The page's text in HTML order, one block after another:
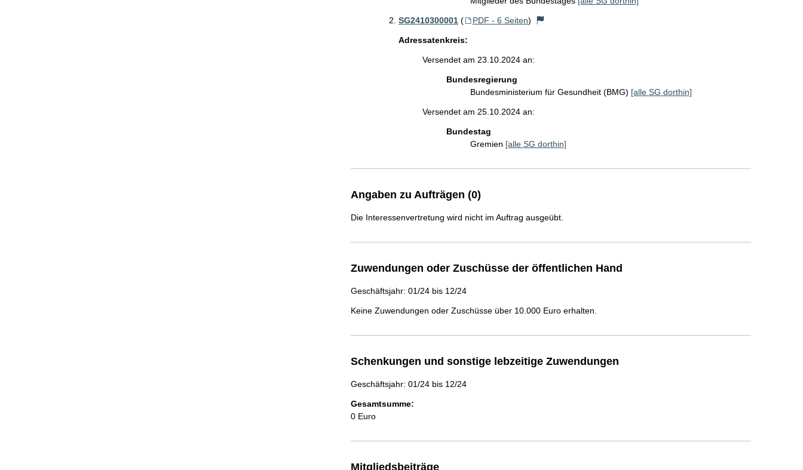
SG2410300001 ( PDF - 6 Seiten)
Adressatenkreis:
Versendet am 23.10.2024 an:
Bundesregierung
Bundesministerium für Gesundheit (BMG) [alle SG dorthin]
Versendet am 25.10.2024 an:
Bundestag
Gremien [alle SG dorthin]
Angaben zu Aufträgen (0)
Die Interessenvertretung wird nicht im Auftrag ausgeübt.
Zuwendungen oder Zuschüsse der öffentlichen Hand
Geschäftsjahr: 01/24 bis 12/24
Keine Zuwendungen oder Zuschüsse über 10.000 Euro erhalten.
Schenkungen und sonstige lebzeitige Zuwendungen
Geschäftsjahr: 01/24 bis 12/24
Gesamtsumme:
0 Euro
Mitgliedsbeiträge